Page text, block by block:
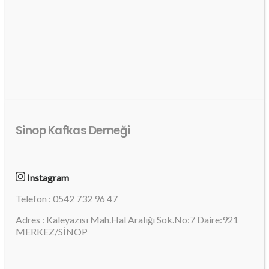
Sinop Kafkas Derneği
Instagram
Telefon : 0542 732 96 47
Adres : Kaleyazısı Mah.Hal Aralığı Sok.No:7 Daire:921
MERKEZ/SİNOP